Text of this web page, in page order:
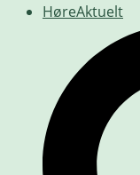
HøreAktuelt